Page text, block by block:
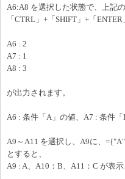
A6:A8 を選択した状態で、上記
「CTRL」+「SHIFT」+「
A6 : 2
A7 : 1
A8 : 3
が出力されます。
A6 : 条件「A」の値、A7 : 条件
A9～A11 を選択し、A9に、
とすると、
A9 : A、A10：B、A11：C が表示